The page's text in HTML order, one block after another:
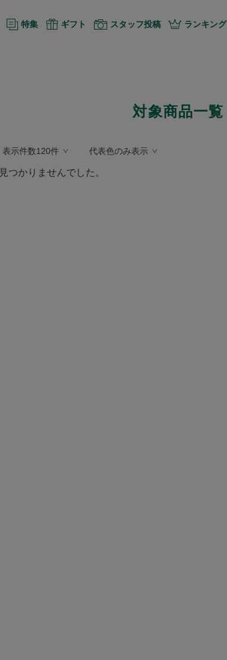
特集 ギフト スタッフ投稿 ランキング
対象商品一覧
表示件数120件 代表色のみ表示
つかりませんでした。